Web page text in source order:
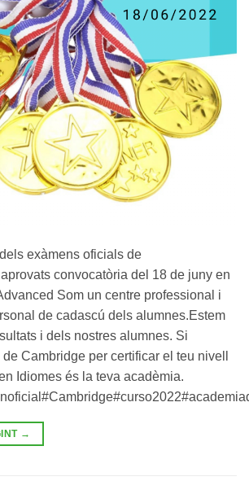
exàmens oficials de
convocatòria del 18 de juny en
Som un centre professional i
de cadascú dels alumnes.Estem
i dels nostres alumnes. Si
Cambridge per certificar el teu nivell
Idiomes és la teva acadèmia.
→